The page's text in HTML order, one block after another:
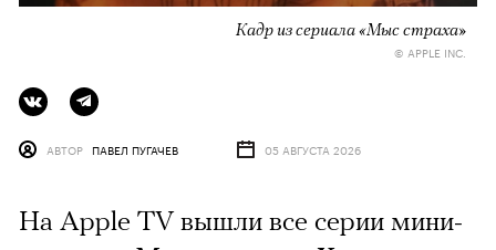
Кадр из сериала «Мыс страха»
© APPLE INC.
АВТОР ПАВЕЛ ПУГАЧЕВ 05 АВГУСТА 2026
На Apple TV вышли все серии мини-